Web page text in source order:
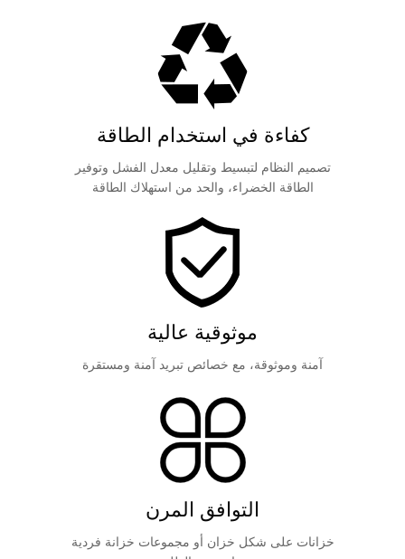
كفاءة في استخدام الطاقة
تصميم النظام لتبسيط وتقليل معدل الفشل وتوفير
الطاقة الخضراء، والحد من استهلاك الطاقة
موثوقية عالية
آمنة وموثوقة، مع خصائص تبريد آمنة ومستقرة
التوافق المرن
خزانات على شكل خزان أو مجموعات خزانة فردية